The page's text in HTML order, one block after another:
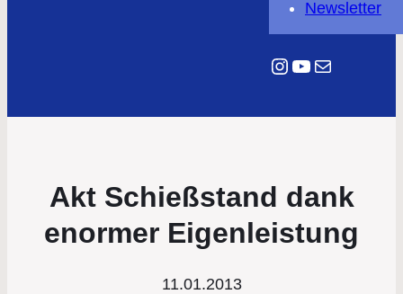
Newsletter
Instagram
YouTube
E-Mail
Akt Schießstand dank
enormer Eigenleistung
11.01.2013